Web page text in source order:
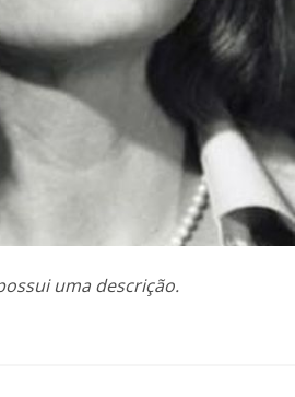
uma descrição.